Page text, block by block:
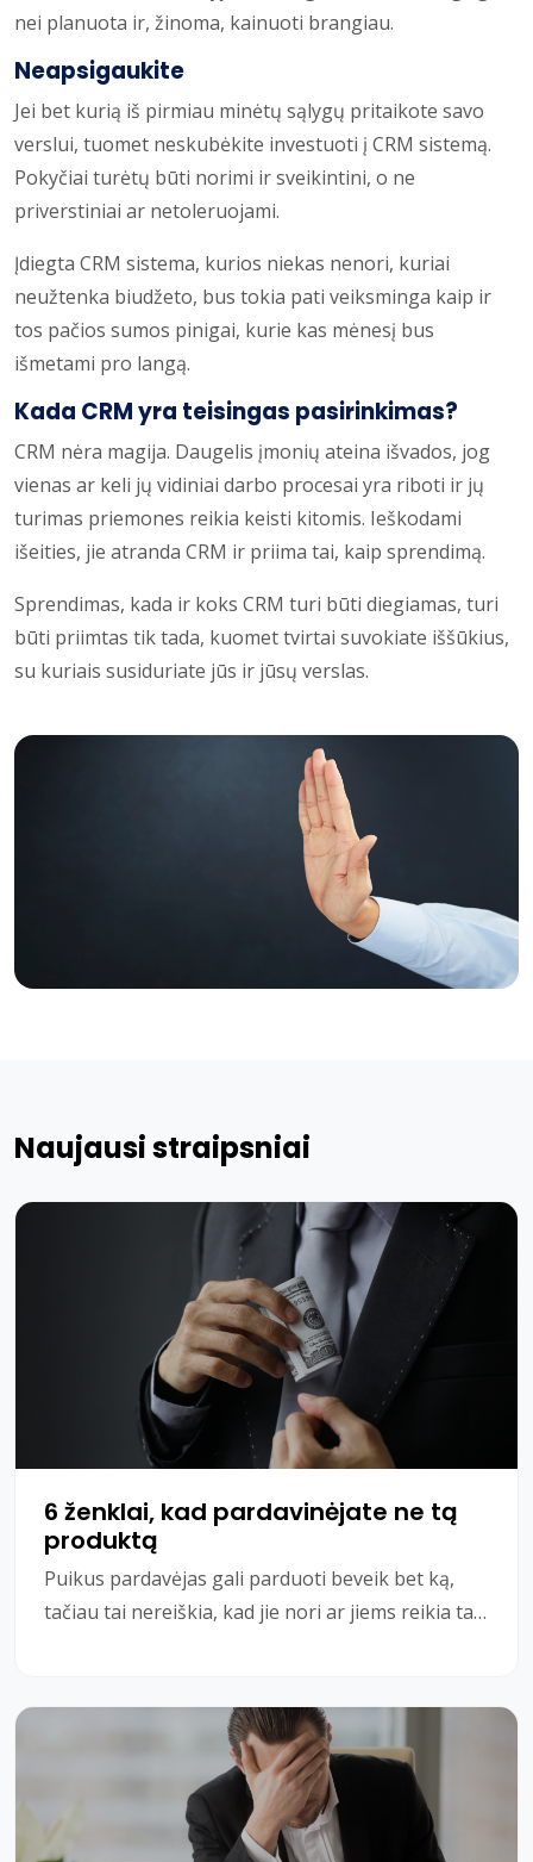
nei planuota ir, žinoma, kainuoti brangiau.
Neapsigaukite
Jei bet kurią iš pirmiau minėtų sąlygų pritaikote savo
verslui, tuomet neskubėkite investuoti į CRM sistemą.
Pokyčiai turėtų būti norimi ir sveikintini, o ne
priverstiniai ar netoleruojami.
Įdiegta CRM sistema, kurios niekas nenori, kuriai
neužtenka biudžeto, bus tokia pati veiksminga kaip ir
tos pačios sumos pinigai, kurie kas mėnesį bus
išmetami pro langą.
Kada CRM yra teisingas pasirinkimas?
CRM nėra magija. Daugelis įmonių ateina išvados, jog
vienas ar keli jų vidiniai darbo procesai yra riboti ir jų
turimas priemones reikia keisti kitomis. Ieškodami
išeities, jie atranda CRM ir priima tai, kaip sprendimą.
Sprendimas, kada ir koks CRM turi būti diegiamas, turi
būti priimtas tik tada, kuomet tvirtai suvokiate iššūkius,
su kuriais susiduriate jūs ir jūsų verslas.
Naujausi straipsniai
6 ženklai, kad pardavinėjate ne tą
produktą
Puikus pardavėjas gali parduoti beveik bet ką,
tačiau tai nereiškia, kad jie nori ar jiems reikia tai